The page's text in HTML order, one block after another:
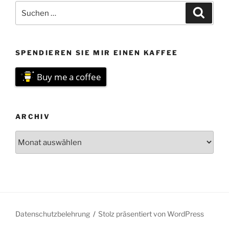
nach:
SPENDIEREN SIE MIR EINEN KAFFEE
Buy me a coffee
ARCHIV
Datenschutzbelehrung Stolz präsentiert von WordPress